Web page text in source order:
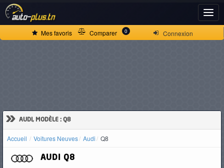
Connexion
Mes favoris Comparer 0
» AUDI, MODÈLE : Q8
Accueil Voitures Neuves Audi Q8
AUDI Q8
ACCUEIL
D'OCCASION